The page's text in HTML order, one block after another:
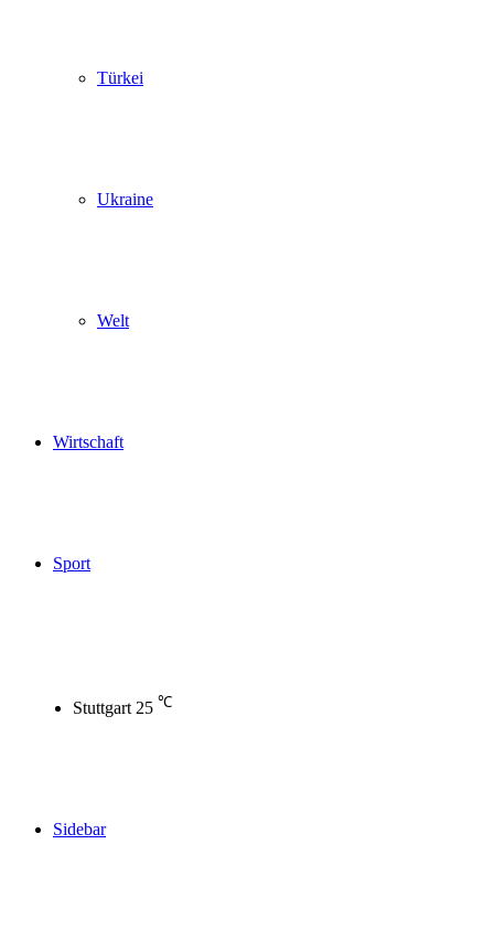
Türkei
Ukraine
Welt
Wirtschaft
Sport
Stuttgart 25 ℃
Sidebar